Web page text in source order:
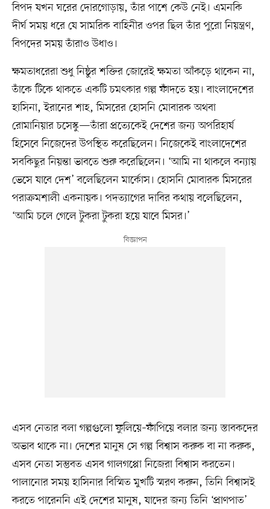
বিপদ যখন ঘরের দোরগোড়ায়, তাঁর পাশে কেউ নেই। এমনকি
দীর্ঘ সময় ধরে যে সামরিক বাহিনীর ওপর ছিল তাঁর পুরো নিয়ন্ত্রণ,
বিপদের সময় তাঁরাও উধাও।
ক্ষমতাধরেরা শুধু নিষ্ঠুর শক্তির জোরেই ক্ষমতা আঁকড়ে থাকেন না,
তাঁকে টিকে থাকতে একটি চমৎকার গল্প ফাঁদতে হয়। বাংলাদেশের
হাসিনা, ইরানের শাহ, মিসরের হোসনি মোবারক অথবা
রোমানিয়ার চসেস্কু—তাঁরা প্রত্যেকেই দেশের জন্য অপরিহার্য
হিসেবে নিজেদের উপস্থিত করেছিলেন। নিজেকেই বাংলাদেশের
সবকিছুর নিয়ন্তা ভাবতে শুরু করেছিলেন। ‘আমি না থাকলে বন্যায়
ভেসে যাবে দেশ’ বলেছিলেন মার্কোস। হোসনি মোবারক মিসরের
পরাক্রমশালী একনায়ক। পদত্যাগের দাবির কথায় বলেছিলেন,
‘আমি চলে গেলে টুকরা টুকরা হয়ে যাবে মিসর।’
এসব নেতার বলা গল্পগুলো ফুলিয়ে–ফাঁপিয়ে বলার জন্য স্তাবকদের
অভাব থাকে না। দেশের মানুষ সে গল্প বিশ্বাস করুক বা না করুক,
এসব নেতা সম্ভবত এসব গালগপ্পো নিজেরা বিশ্বাস করতেন।
পালানোর সময় হাসিনার বিস্মিত মুখটি স্মরণ করুন, তিনি বিশ্বাসই
করতে পারেননি এই দেশের মানুষ, যাদের জন্য তিনি ‘প্রাণপাত’